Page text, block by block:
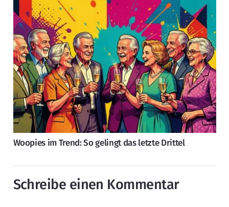
Woopies im Trend: So gelingt das letzte Drittel
Schreibe einen Kommentar